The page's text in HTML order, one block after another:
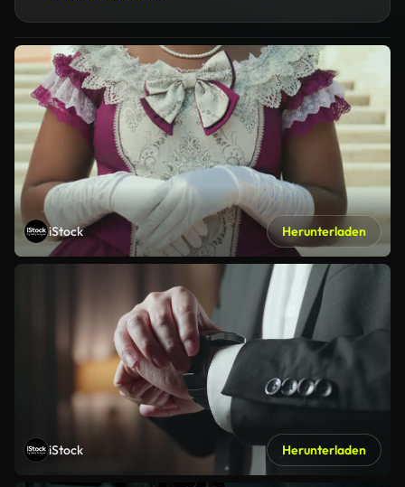
iStock Herunterladen
iStock Herunterladen